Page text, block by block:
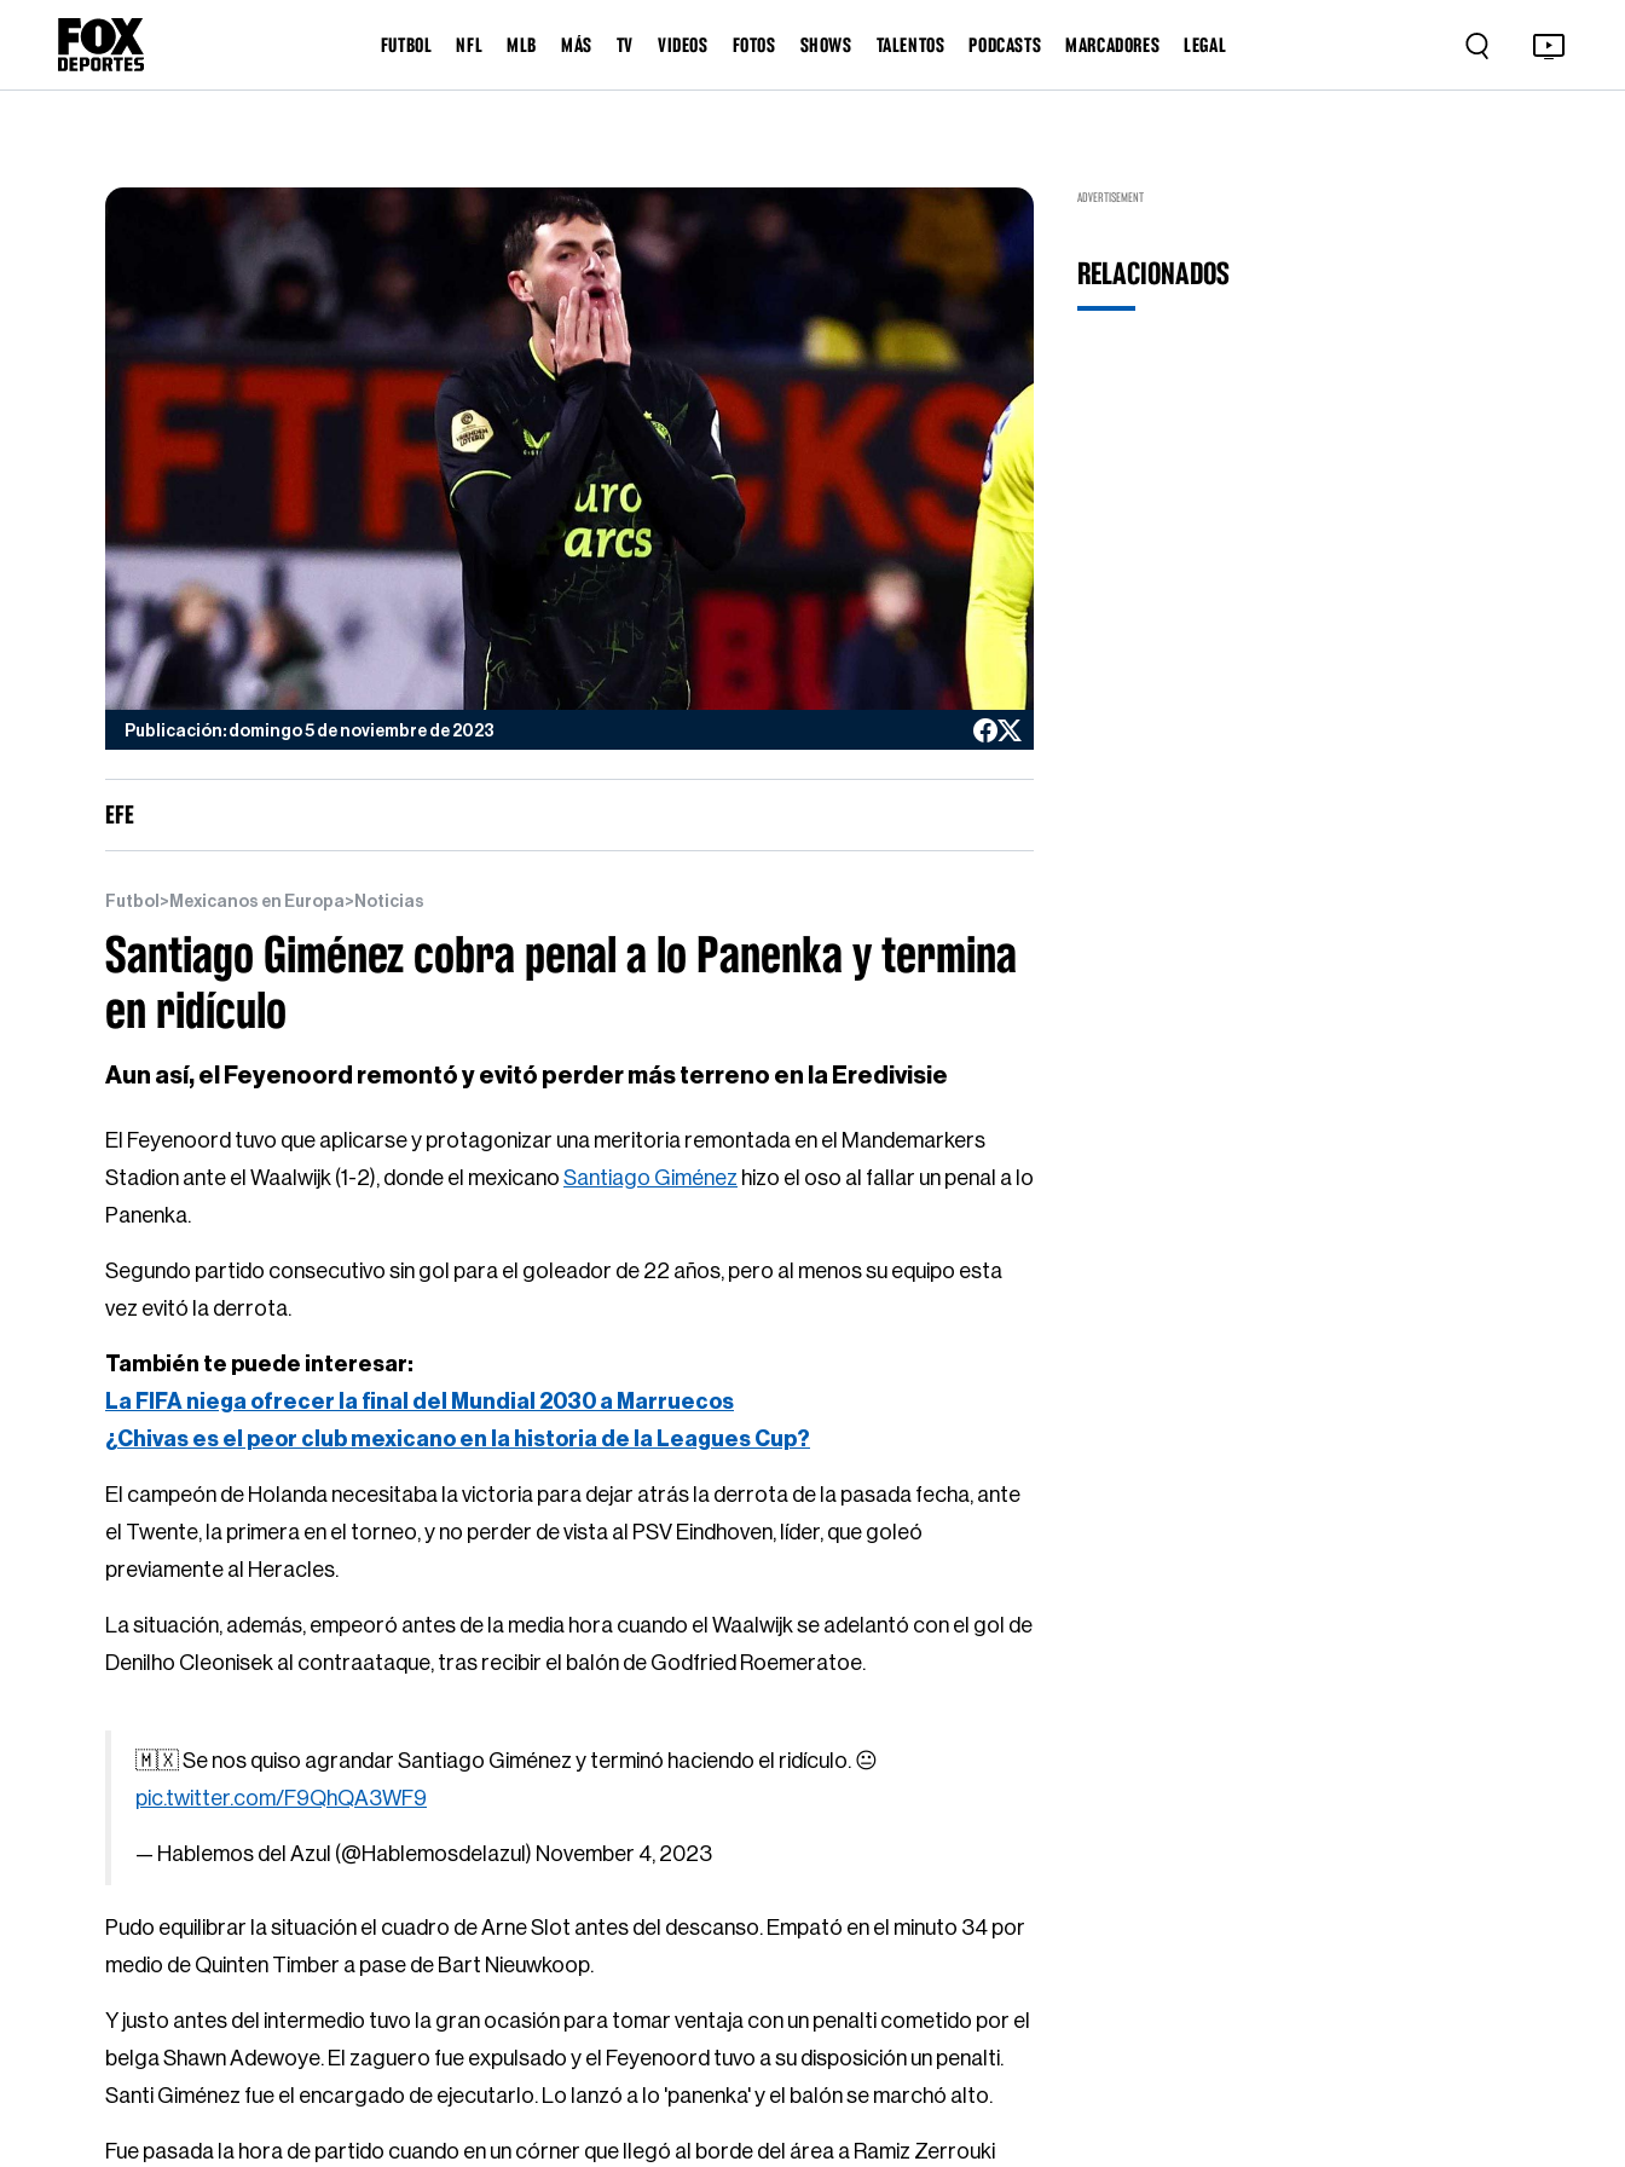
FUTBOL NFL MLB MÁS TV VIDEOS FOTOS SHOWS TALENTOS PODCASTS MARCADORES LEGAL
Publicación: domingo 5 de noviembre de 2023
EFE
Futbol > Mexicanos en Europa> Noticias
Santiago Giménez cobra penal a lo Panenka y termina
en ridículo
Aun así, el Feyenoord remontó y evitó perder más terreno en la Eredivisie
El Feyenoord tuvo que aplicarse y protagonizar una meritoria remontada en el Mandemarkers
Stadion ante el Waalwijk (1-2), donde el mexicano Santiago Giménez hizo el oso al fallar un penal a lo
Panenka.
Segundo partido consecutivo sin gol para el goleador de 22 años, pero al menos su equipo esta
vez evitó la derrota.
También te puede interesar:
La FIFA niega ofrecer la final del Mundial 2030 a Marruecos
¿Chivas es el peor club mexicano en la historia de la Leagues Cup?
El campeón de Holanda necesitaba la victoria para dejar atrás la derrota de la pasada fecha, ante
el Twente, la primera en el torneo, y no perder de vista al PSV Eindhoven, líder, que goleó
previamente al Heracles.
La situación, además, empeoró antes de la media hora cuando el Waalwijk se adelantó con el gol de
Denilho Cleonisek al contraataque, tras recibir el balón de Godfried Roemeratoe.
🇲🇽 Se nos quiso agrandar Santiago Giménez y terminó haciendo el ridículo. 😐
pic.twitter.com/F9QhQA3WF9
— Hablemos del Azul (@Hablemosdelazul) November 4, 2023
Pudo equilibrar la situación el cuadro de Arne Slot antes del descanso. Empató en el minuto 34 por
medio de Quinten Timber a pase de Bart Nieuwkoop.
Y justo antes del intermedio tuvo la gran ocasión para tomar ventaja con un penalti cometido por el
belga Shawn Adewoye. El zaguero fue expulsado y el Feyenoord tuvo a su disposición un penalti.
Santi Giménez fue el encargado de ejecutarlo. Lo lanzó a lo 'panenka' y el balón se marchó alto.
Fue pasada la hora de partido cuando en un córner que llegó al borde del área a Ramiz Zerrouki
ADVERTISEMENT
RELACIONADOS